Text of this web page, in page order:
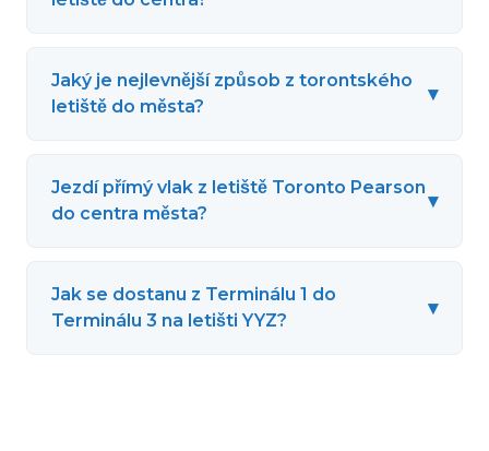
Jaký je nejlevnější způsob z torontského
letiště do města?
▾
Jezdí přímý vlak z letiště Toronto Pearson
do centra města?
▾
Jak se dostanu z Terminálu 1 do
Terminálu 3 na letišti YYZ?
▾